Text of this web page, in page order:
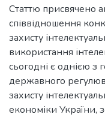
Статтю присвячено
співвідношення
захисту
використання
сьогодні є однією з
державного
захисту
економіки України,